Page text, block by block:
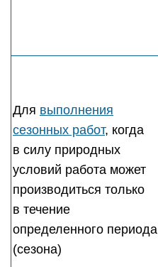
Для выполнения
сезонных работ, когда
в силу природных
условий работа может
производиться только
в течение
определенного периода
(сезона)